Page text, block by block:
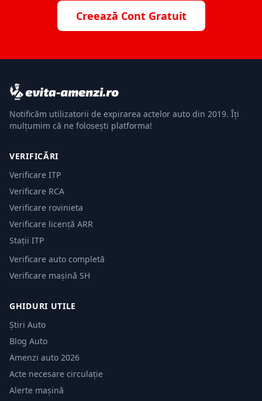
Creează Cont Gratuit
Notificăm utilizatorii de expirarea actelor auto din 2019. Îți
mulțumim că ne folosești platforma!
VERIFICĂRI
Verificare ITP
Verificare RCA
Verificare rovinieta
Verificare licență ARR
Stații ITP
Verificare auto completă
Verificare mașină SH
GHIDURI UTILE
Știri Auto
Blog Auto
Amenzi auto 2026
Acte necesare circulație
Alerte mașină